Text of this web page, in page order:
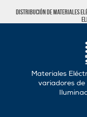
Distribución de materiales
Materiales
variadores de